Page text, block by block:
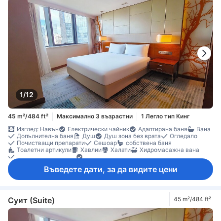
Плодове/лека закуска
Бюро Диван
Килими
Кофи за боклук
Прозорец Сгъваемо легло
Гардеробна
Преса за панталони
Стойка за дрехи
Съоръжения за гладене
Бебешко креватче (при запитване)
Детектор за дим
Достъпно чрез асансьор
Непушачи
Сейф в стаята
Сейф за лаптоп
Функция за защита/сигурност Шкафче с ключ
1/12
45 m²/484 ft² Максимално 3 възрастни
1 Легло тип Кинг
Изглед: Навън
Електрически чайник Адаптирана баня
Вана
Допълнителна баня
Душ Душ зона без врата
Огледало
Почистващи препарати
Сешоар
собствена баня
Тоалетни артикули
Хавлии Халати
Хидромасажна вана
Телевизор с плосък екран
Телефон Адаптор
Будилник
Безплатна минерална вода
Плодове/лека закуска
Хладилник
Кофи за боклук
Кът за сядане
Сгъваемо легло
Гардеробна
Преса за панталони
Стойка за дрехи
Съоръжения за гладене
Въведете дати, за да видите цени
Суит (Suite) 45 m²/484 ft²